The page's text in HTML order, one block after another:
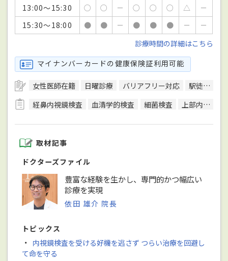
13:00～15:30
○ ○ － ○ ○ ○ △
－
15:30～18:00
● ● － ● ● ● －
－
診療時間の詳細はこちら
マイナンバーカードの健康保険証利用可能
女性医師在籍 日曜診療 バリアフリー対応
駅徒歩5分圏内
経鼻内視鏡検査
血清学的検査 細菌検査 上部内視鏡検査
取材記事
ドクターズファイル
豊富な経験を生かし、専門的かつ幅広い
診療を実現
依田 雄介 院長
トピックス
・ 内視鏡検査を受ける好機を逃さず つらい治療を回避し
て命を守る